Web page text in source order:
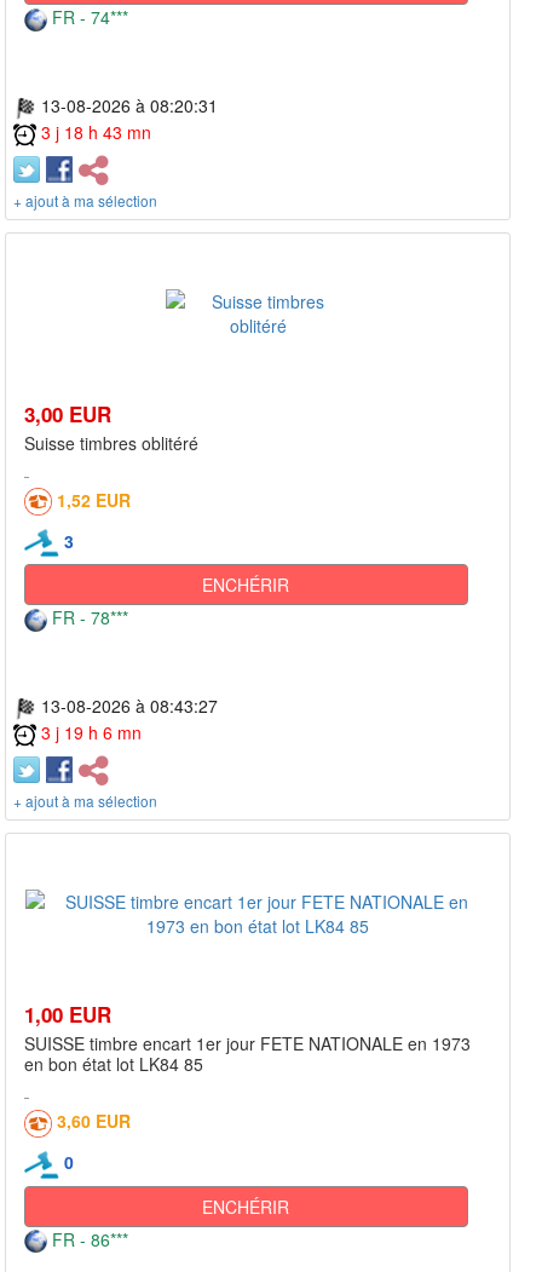
FR - 74***
13-08-2026 à 08:20:31
3 j 18 h 43 mn
+ ajout à ma sélection
3,00 EUR
Suisse timbres oblitéré
1,52 EUR
3
ENCHÉRIR
FR - 78***
13-08-2026 à 08:43:27
3 j 19 h 6 mn
+ ajout à ma sélection
1,00 EUR
SUISSE timbre encart 1er jour FETE NATIONALE en 1973
en bon état lot LK84 85
3,60 EUR
0
ENCHÉRIR
FR - 86***